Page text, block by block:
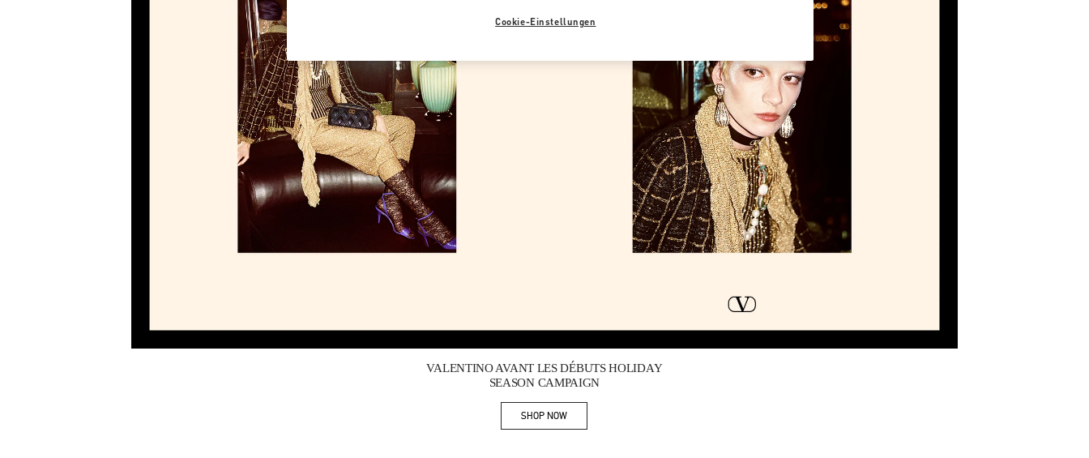
Link Opens in New Tab
VALENTINO AVANT LES DÉBUTS HOLIDAY
SEASON CAMPAIGN
SHOP NOWLink Opens in New Tab
Cookie-Einstellungen